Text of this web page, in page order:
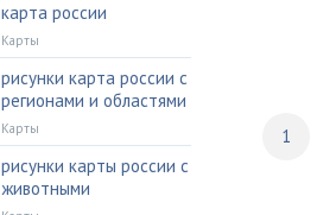
1
карта россии
Карты
рисунки карта россии с
регионами и областями
Карты
рисунки карты россии с
животными